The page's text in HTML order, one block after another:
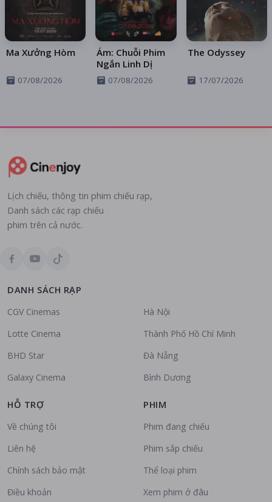
Ma Xưởng Hòm
07/08/2026
Ám: Chuỗi Phim
Ngắn Linh Dị
07/08/2026
The Odyssey
17/07/2026
Lịch chiếu, thông tin phim chiếu rạp,
Danh sách các rạp chiếu
phim trên cả nước.
DANH SÁCH RẠP
CGV Cinemas
Lotte Cinema
BHD Star
Galaxy Cinema
Hà Nội
Thành Phố Hồ Chí Minh
Đà Nẵng
Bình Dương
HỖ TRỢ
Về chúng tôi
Liên hệ
Chính sách bảo mật
Điều khoản
PHIM
Phim đang chiếu
Phim sắp chiếu
Thể loại phim
Xem phim ở đâu